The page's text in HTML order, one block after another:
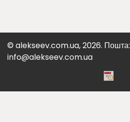
© alekseev.com.ua, 2026. Пошта:
info@alekseev.com.ua